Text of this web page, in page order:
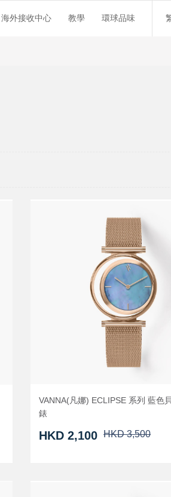
海外接收中心 教學 環球品味
VANNA(凡娜) ECLIPSE 系列 藍色
錶
HKD 2,100 HKD 3,500